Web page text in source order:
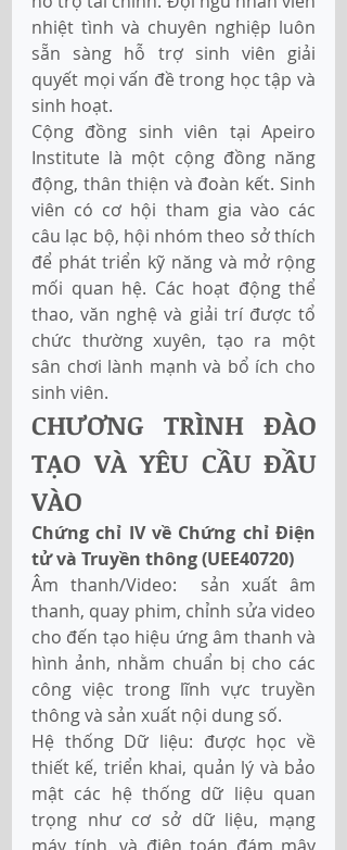
nhiệt tình và chuyên nghiệp luôn
sẵn sàng hỗ trợ sinh viên giải
quyết mọi vấn đề trong học tập và
sinh hoạt.
Cộng đồng sinh viên tại Apeiro
Institute là một cộng đồng năng
động, thân thiện và đoàn kết. Sinh
viên có cơ hội tham gia vào các
câu lạc bộ, hội nhóm theo sở thích
để phát triển kỹ năng và mở rộng
mối quan hệ. Các hoạt động thể
thao, văn nghệ và giải trí được tổ
chức thường xuyên, tạo ra một
sân chơi lành mạnh và bổ ích cho
sinh viên.
CHƯƠNG TRÌNH ĐÀO
TẠO VÀ YÊU CẦU ĐẦU
VÀO
Chứng chỉ IV về Chứng chỉ Điện
tử và Truyền thông (UEE40720)
Âm thanh/Video:  sản xuất âm
thanh, quay phim, chỉnh sửa video
cho đến tạo hiệu ứng âm thanh và
hình ảnh, nhằm chuẩn bị cho các
công việc trong lĩnh vực truyền
thông và sản xuất nội dung số.
Hệ thống Dữ liệu: được học về
thiết kế, triển khai, quản lý và bảo
mật các hệ thống dữ liệu quan
trọng như cơ sở dữ liệu, mạng